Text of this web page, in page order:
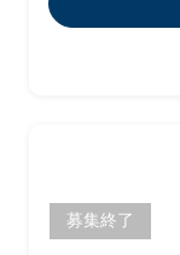
募集終了